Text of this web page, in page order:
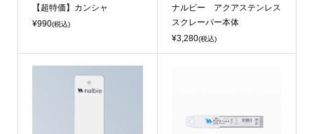
【超特価】カンシャ
¥990(税込)
ナルビー アクアステンレス
スクレーパー本体
¥3,280(税込)